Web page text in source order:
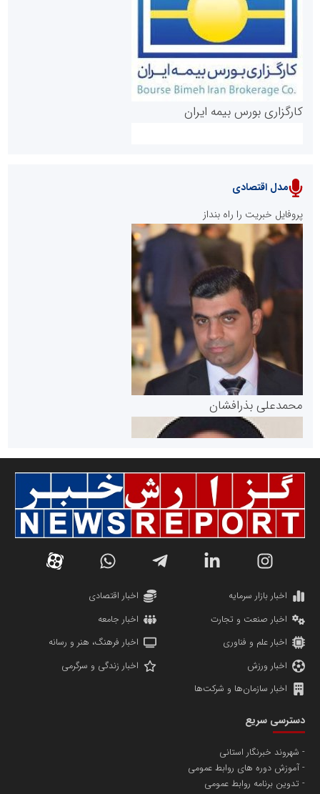
روابط عمومی خبرگزاری گزارش خبر
پایگاه خبری نهضت ملی مسکن
پایگاه خبری گفتمان یزد
دانشگاه سئوی ایران
پایگاه اطلاع رسانی اعتلای نهادهای مردمی
کارگزاری بورس بیمه ایران
سازمان بورس و اوراق بهادار
مرجع اخبار موثق در بازارسرمایه
سازمان صنعت،معدن و تجارت
تامین آهن اسفنجی تولیدکنندگان فولاد در کشور
مدل اقتصادی
پروفایل خبریت را راه بنداز
محمدعلی بذرافشان
مریم حاج نوروز نظری
اخبار بازار سرمایه
اخبار اقتصادی
اخبار صنعت و تجارت
اخبار جامعه
اخبار علم و فناوری
اخبار فرهنگ، هنر و رسانه
اخبار ورزش
اخبار زندگی و سرگرمی
اخبار سازمان‌ها و شرکت‌ها
دسترسی سریع
شهروند خبرنگار استانی
آموزش دوره های روابط عمومی
تدوین برنامه روابط عمومی